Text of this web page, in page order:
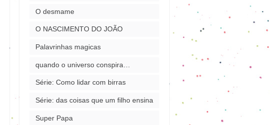
O desmame
O NASCIMENTO DO JOÃO
Palavrinhas magicas
quando o universo conspira…
Série: Como lidar com birras
Série: das coisas que um filho ensina
Super Papa